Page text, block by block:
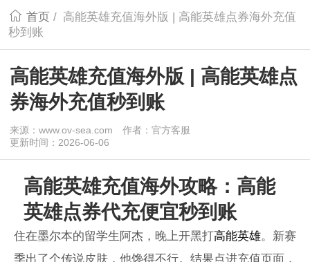
首页 / 高能英雄充值海外版 | 高能英雄点券海外充值
秒到账
高能英雄充值海外版 | 高能英雄点
券海外充值秒到账
来源：www.ov-sea.com
作者：官方客服
更新时间：2026-06-06
高能英雄充值海外攻略：高能
英雄点券代充便宜秒到账
住在墨尔本的留学生阿杰，晚上开黑打高能英雄。新赛
季出了个传说皮肤，他馋得不行。结果点进充值页面，